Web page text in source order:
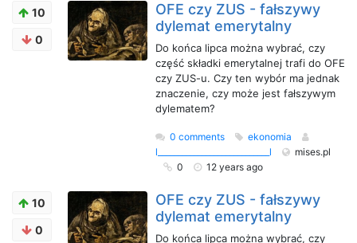
10
0
OFE czy ZUS - fałszywy
dylemat emerytalny
Do końca lipca można wybrać, czy
część składki emerytalnej trafi do OFE
czy ZUS-u. Czy ten wybór ma jednak
znaczenie, czy może jest fałszywym
dylematem?
0 comments
ekonomia
l____________________________l
mises.pl
0
12 years ago
10
0
OFE czy ZUS - fałszywy
dylemat emerytalny
Do końca lipca można wybrać, czy